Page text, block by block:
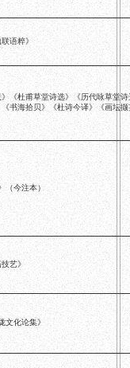
联语粹》
《杜甫草堂诗选》《历代咏草堂
书海拾贝》《杜诗今译》《画坛撷
（今注本）
技艺》
文化论集》